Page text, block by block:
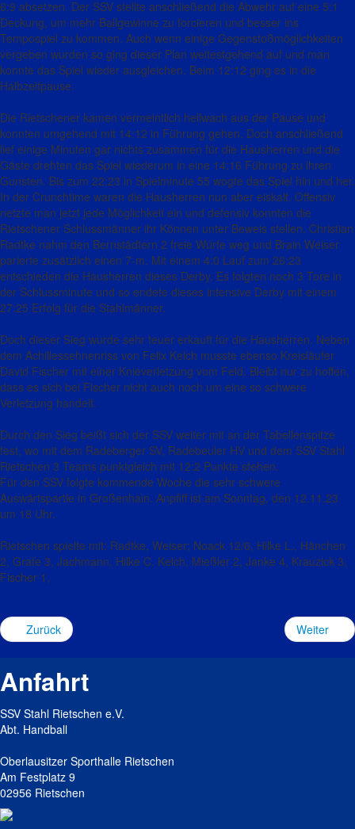
6:9 absetzen. Der SSV stellte anschließend die Abwehr auf eine 5:1
Deckung, um mehr Ballgewinne zu forcieren und besser ins
Tempospiel zu kommen. Auch wenn einige Gegenstoßmöglichkeiten
vergeben wurden so ging dieser Plan weitestgehend auf und man
konnte das Spiel wieder ausgleichen. Beim 12:12 ging es in die
Halbzeitpause.
Die Rietschener kamen vermeintlich hellwach aus der Pause und
konnten umgehend mit 14:12 in Führung gehen. Doch anschließend
lief einige Minuten gar nichts zusammen für die Hausherren und die
Gäste drehten das Spiel wiederum in eine 14:16 Führung zu ihren
Gunsten. Bis zum 22:23 in Spielminute 55 wogte das Spiel hin und her.
In der Crunchtime waren die Hausherren nun aber eiskalt. Offensiv
netzte man jetzt jede Möglichkeit ein und defensiv konnten die
Rietschener Schlussmänner ihr Können unter Beweis stellen. Christian
Radtke nahm den Bernstädtern 2 freie Würfe weg und Brain Weiser
parierte zusätzlich einen 7-m. Mit einem 4:0 Lauf zum 26:23
entschieden die Hausherren dieses Derby. Es folgten noch 3 Tore in
der Schlussminute und so endete dieses intensive Derby mit einem
27:25 Erfolg für die Stahlmänner.
Doch dieser Sieg wurde sehr teuer erkauft für die Hausherren. Neben
dem Achillessehnenriss von Felix Kelch musste ebenso Kreisläufer
David Fischer mit einer Knieverletzung vom Feld. Bleibt nur zu hoffen,
dass es sich bei Fischer nicht auch noch um eine so schwere
Verletzung handelt.
Durch den Sieg beißt sich der SSV weiter mit an der Tabellenspitze
fest, wo mit dem Radeberger SV, Radebeuler HV und dem SSV Stahl
Rietschen 3 Teams punktgleich mit 12:2 Punkte stehen.
Für den SSV folgte kommende Woche die sehr schwere
Auswärtspartie in Großenhain. Anpfiff ist am Sonntag, den 12.11.23
um 18 Uhr.
Rietschen spielte mit: Radtke, Weiser; Noack 12/6, Hilke L., Hänchen
2, Grafe 3, Jachmann, Hilke C. Kelch, Mießler 2, Janke 4, Krauzick 3,
Fischer 1,
Zurück Weiter
Anfahrt
SSV Stahl Rietschen e.V.
Abt. Handball
Oberlausitzer Sporthalle Rietschen
Am Festplatz 9
02956 Rietschen